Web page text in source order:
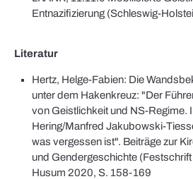
Entnazifizierung (Schleswig-
Literatur
Hertz, Helge-Fabien: Die
unter dem Hakenkreuz: "Der
von Geistlichkeit und NS-Regime.
Hering/Manfred Jakubowski-
was vergessen ist". Beiträge zur
und Gendergeschichte
Husum 2020, S. 158-169